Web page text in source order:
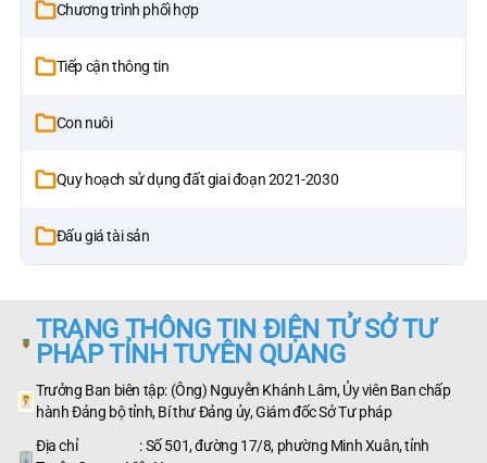
Chương trình phối hợp
Tiếp cận thông tin
Con nuôi
Quy hoạch sử dụng đất giai đoạn 2021-2030
Đấu giá tài sản
TRANG THÔNG TIN ĐIỆN TỬ SỞ TƯ
PHÁP TỈNH TUYÊN QUANG
Trưởng Ban biên tập: (Ông) Nguyễn Khánh Lâm, Ủy viên Ban chấp
hành Đảng bộ tỉnh, Bí thư Đảng ủy, Giám đốc Sở Tư pháp
Địa chỉ : Số 501, đường 17/8, phường Minh Xuân, tỉnh